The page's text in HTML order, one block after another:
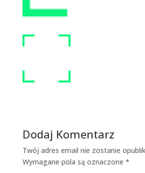
Dodaj Komentarz
Twój adres email nie zostanie
Wymagane pola są oznaczone *